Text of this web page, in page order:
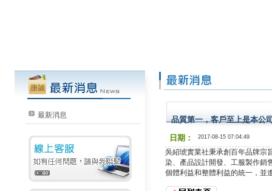
最新消息
品質第一，客戶至上是本公
日期：
2017-08-15 07:04:49
吳紹琥實業社秉承創百年品牌宗
染、產品設計開發、工服製作銷
個體利益和整體利益的統一，並